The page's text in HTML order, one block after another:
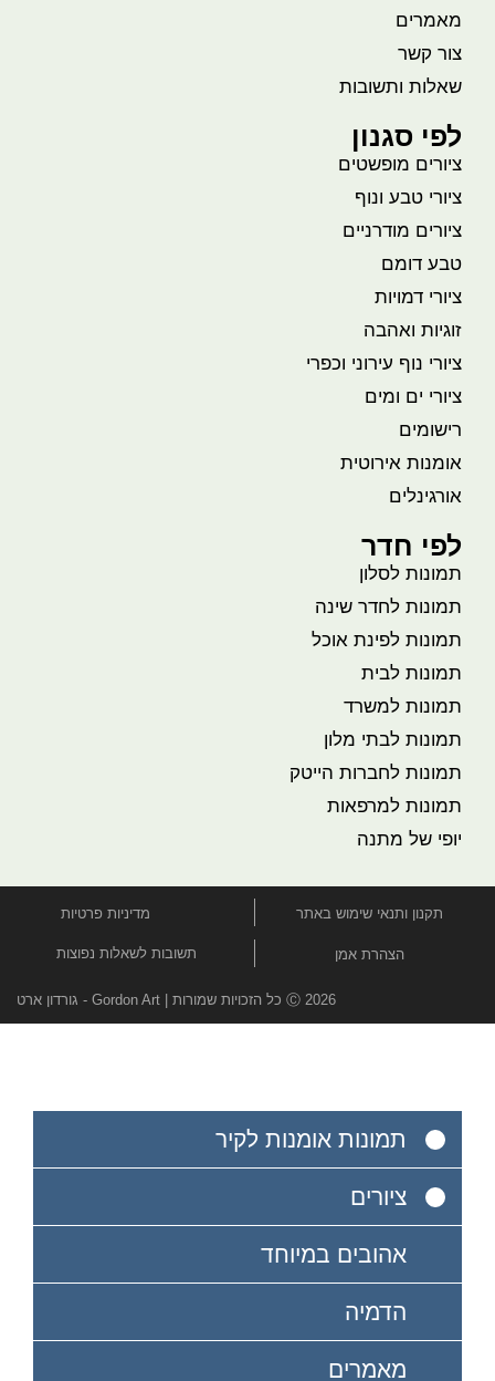
מאמרים
צור קשר
שאלות ותשובות
לפי סגנון
ציורים מופשטים
ציורי טבע ונוף
ציורים מודרניים
טבע דומם
ציורי דמויות
זוגיות ואהבה
ציורי נוף עירוני וכפרי
ציורי ים ומים
רישומים
אומנות אירוטית
אורגינלים
לפי חדר
תמונות לסלון
תמונות לחדר שינה
תמונות לפינת אוכל
תמונות לבית
תמונות למשרד
תמונות לבתי מלון
תמונות לחברות הייטק
תמונות למרפאות
יופי של מתנה
תקנון ותנאי שימוש באתר מדיניות פרטיות
הצהרת אמן תשובות לשאלות נפוצות
Ⓒ 2026 כל הזכויות שמורות | Gordon Art - גורדון ארט
תמונות אומנות לקיר
ציורים
אהובים במיוחד
הדמיה
מאמרים